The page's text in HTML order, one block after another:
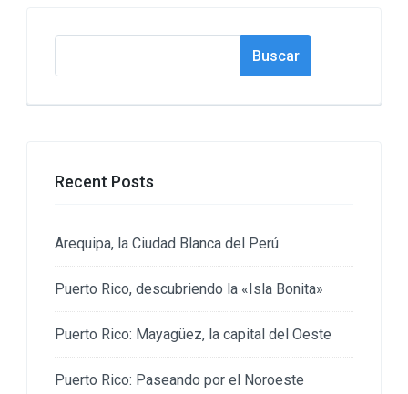
Buscar
Recent Posts
Arequipa, la Ciudad Blanca del Perú
Puerto Rico, descubriendo la «Isla Bonita»
Puerto Rico: Mayagüez, la capital del Oeste
Puerto Rico: Paseando por el Noroeste